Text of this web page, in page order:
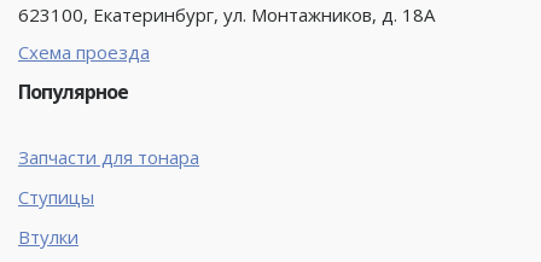
623100, Екатеринбург, ул. Монтажников, д. 18А
Схема проезда
Популярное
Запчасти для тонара
Ступицы
Втулки